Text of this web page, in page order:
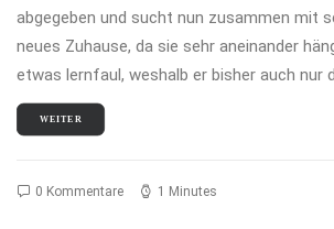
abgegeben und sucht nun zusammen mit
neues Zuhause, da sie sehr aneinander
etwas lernfaul, weshalb er bisher auch nur
WEITER
0 Kommentare 1 Minutes